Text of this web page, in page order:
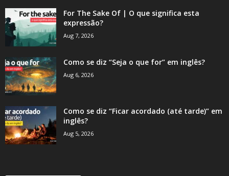
For The Sake Of | O que significa esta
expressão?
Aug 7, 2026
Como se diz “Seja o que for” em inglês?
Aug 6, 2026
Como se diz “Ficar acordado (até tarde)” em
inglês?
Aug 5, 2026